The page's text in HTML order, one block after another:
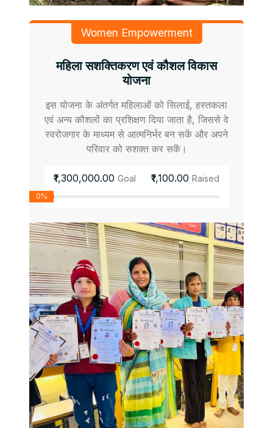
Women Empowerment
महिला सशक्तिकरण एवं कौशल विकास
योजना
इस योजना के अंतर्गत महिलाओं को सिलाई, हस्तकला
एवं अन्य कौशलों का प्रशिक्षण दिया जाता है, जिससे वे
स्वरोजगार के माध्यम से आत्मनिर्भर बन सकें और अपने
परिवार को सशक्त कर सकें।
₹1,300,000.00 Goal ₹1,100.00 Raised
0%